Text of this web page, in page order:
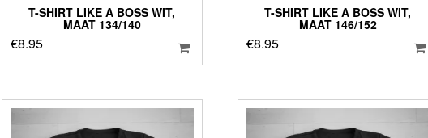
T-SHIRT LIKE A BOSS WIT,
MAAT 134/140
€8.95
T-SHIRT LIKE A BOSS WIT,
MAAT 146/152
€8.95